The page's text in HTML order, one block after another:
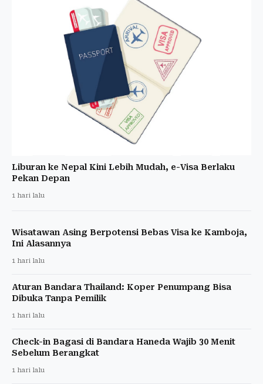
Liburan ke Nepal Kini Lebih Mudah, e-Visa Berlaku
Pekan Depan
1 hari lalu
Wisatawan Asing Berpotensi Bebas Visa ke Kamboja,
Ini Alasannya
1 hari lalu
Aturan Bandara Thailand: Koper Penumpang Bisa
Dibuka Tanpa Pemilik
1 hari lalu
Check-in Bagasi di Bandara Haneda Wajib 30 Menit
Sebelum Berangkat
1 hari lalu